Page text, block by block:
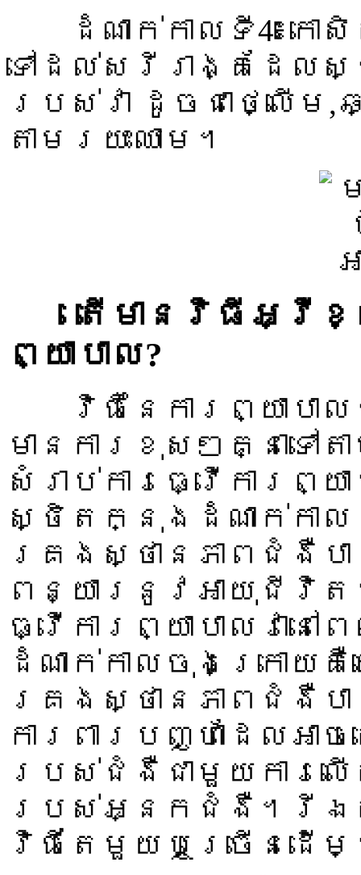
ដំណាក់កាលទី4៖កោសិក
ទៅដល់សរីរាង្គដែល
របស់វា ដូចជាថ្លើ
តាមរយះឈាម។
តើមានវិធីអ្វីខ្ល
ព្យាបាល?
វិធីនៃការព្យាបា
មានការខុសៗគ្នាទៅ
សំរាប់ការធ្វើការព្យ
ស្ថិតក្នុងដំណាក់កា
គ្រងស្ថានភាពជំងឺប
ពន្យារនូវអាយុជីវិត
ធ្វើការព្យាបាលវា
ដំណាក់កាលចុងក្រោយ
គ្រងស្ថានភាពជំងឺប
ការពារបញ្ហាដែលអាច
របស់ជំងឺជាមួយការល
របស់អ្នកជំងឺ។រីឯកា
វិធីតែមួយឬច្រើនដើម្